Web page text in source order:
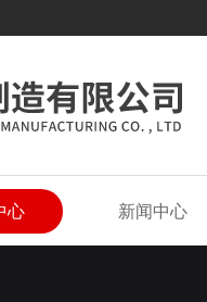
心 新闻中心